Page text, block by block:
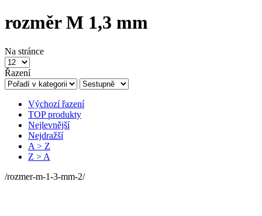
rozměr M 1,3 mm
Na stránce
Řazení
Výchozí řazení
TOP produkty
Nejlevnější
Nejdražší
A > Z
Z > A
/rozmer-m-1-3-mm-2/